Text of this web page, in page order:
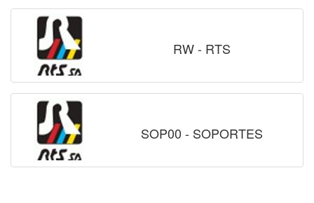
RW - RTS
SOP00 - SOPORTES